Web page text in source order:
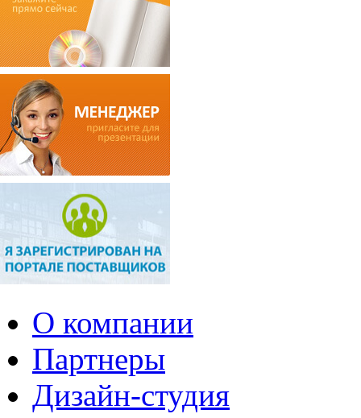
О компании
Партнеры
Дизайн-студия